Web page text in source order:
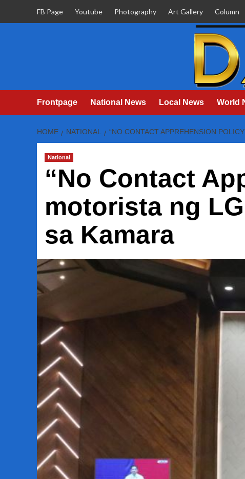
FB Page Youtube Photography Art Gallery Column
Frontpage National News Local News World
HOME NATIONAL “NO CONTACT APPREHENSION
National
“No Contact
motorista ng
sa Kamara